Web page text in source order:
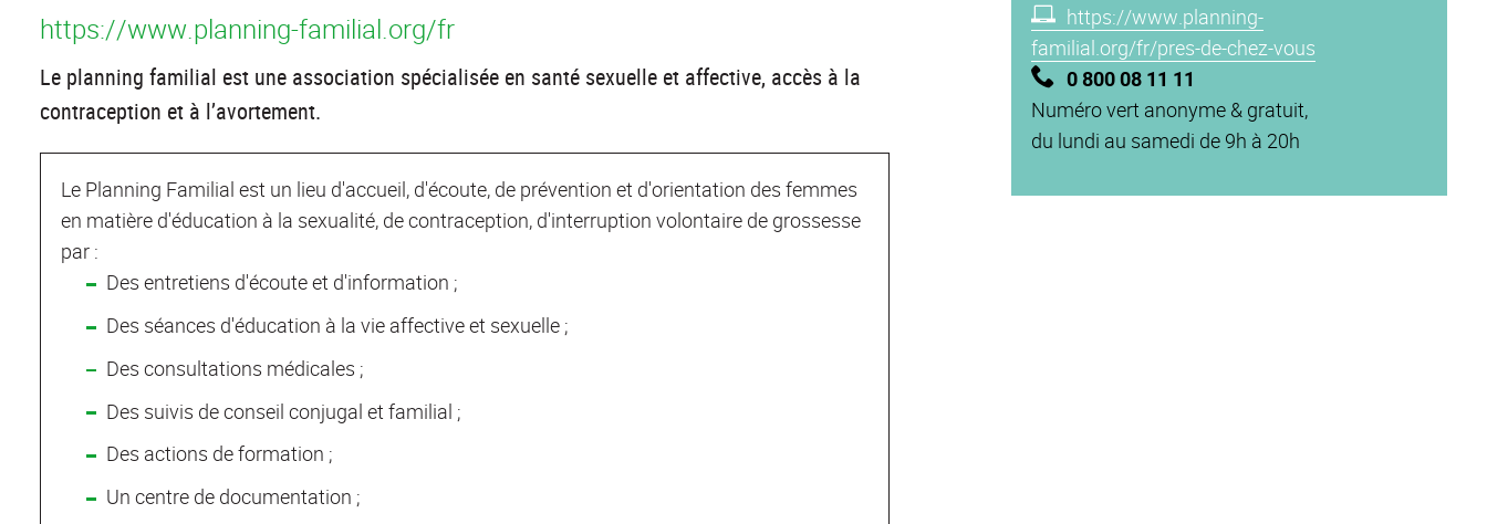
https://www.planning-familial.org/fr
Le planning familial est une association spécialisée en santé sexuelle et affective, accès à la
contraception et à l’avortement.
Le Planning Familial est un lieu d'accueil, d'écoute, de prévention et d'orientation des femmes
en matière d'éducation à la sexualité, de contraception, d'interruption volontaire de grossesse
par :
Des entretiens d'écoute et d'information ;
Des séances d'éducation à la vie affective et sexuelle ;
Des consultations médicales ;
Des suivis de conseil conjugal et familial ;
Des actions de formation ;
Un centre de documentation ;
https://www.planning-
familial.org/fr/pres-de-chez-vous
0 800 08 11 11
Numéro vert anonyme & gratuit,
du lundi au samedi de 9h à 20h